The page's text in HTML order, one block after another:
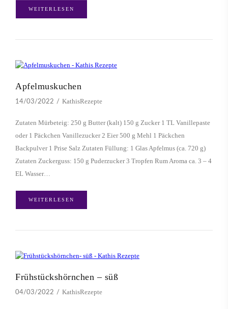
WEITERLESEN
Apfelmuskuchen
14/03/2022 KathisRezepte
Zutaten Mürbeteig: 250 g Butter (kalt) 150 g Zucker 1 TL Vanillepaste
oder 1 Päckchen Vanillezucker 2 Eier 500 g Mehl 1 Päckchen
Backpulver 1 Prise Salz Zutaten Füllung: 1 Glas Apfelmus (ca. 720 g)
Zutaten Zuckerguss: 150 g Puderzucker 3 Tropfen Rum Aroma ca. 3 – 4
EL Wasser…
WEITERLESEN
Frühstückshörnchen – süß
04/03/2022 KathisRezepte